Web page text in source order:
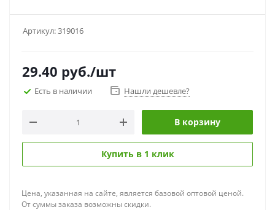
Артикул:319016
29.40 руб./шт
Есть в наличии Нашли дешевле?
В корзину
Купить в 1 клик
Цена, указанная на сайте, является базовой оптовой ценой.
От суммы заказа возможны скидки.